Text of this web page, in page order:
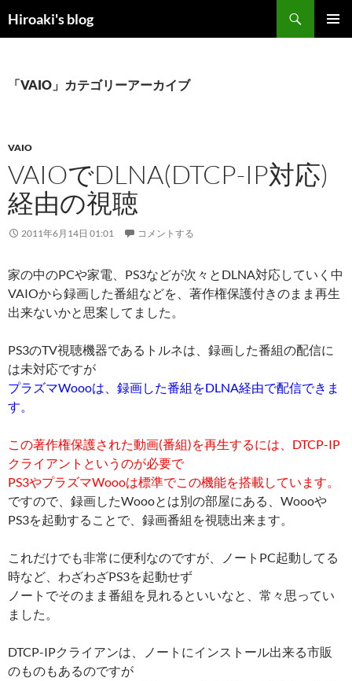
ン
プ
Hiroaki's blog
索
「VAIO」カテゴリーアーカイブ
VAIO
VAIOでDLNA(DTCP-IP対応)
経由の視聴
2011年6月14日 01:01 コメントする
家の中のPCや家電、PS3などが次々とDLNA対応していく中
VAIOから録画した番組などを、著作権保護付きのまま再生
出来ないかと思案してました。
PS3のTV視聴機器であるトルネは、録画した番組の配信に
は未対応ですが
プラズマWoooは、録画した番組をDLNA経由で配信できま
す。
この著作権保護された動画(番組)を再生するには、DTCP-IP
クライアントというのが必要で
PS3やプラズマWoooは標準でこの機能を搭載しています。
ですので、録画したWoooとは別の部屋にある、Woooや
PS3を起動することで、録画番組を視聴出来ます。
これだけでも非常に便利なのですが、ノートPC起動してる
時など、わざわざPS3を起動せず
ノートでそのまま番組を見れるといいなと、常々思ってい
ました。
DTCP-IPクライアンは、ノートにインストール出来る市販
のものもあるのですが